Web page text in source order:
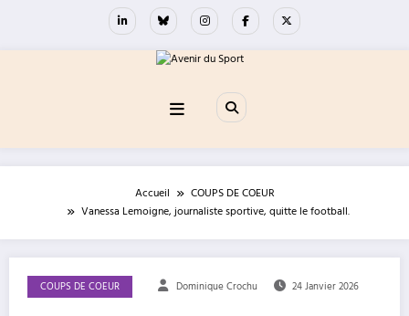
Accueil
COUPS DE COEUR
Vanessa Lemoigne, journaliste sportive, quitte le football.
COUPS DE COEUR Dominique Crochu 24 Janvier 2026